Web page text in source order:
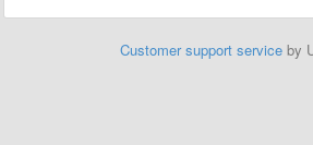
Customer support service by